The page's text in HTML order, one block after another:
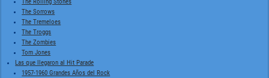
The Sorrows
The Tremeloes
The Troggs
The Zombies
Tom Jones
Las que llegaron al Hit Parade
1957-1960 Grandes Años del Rock